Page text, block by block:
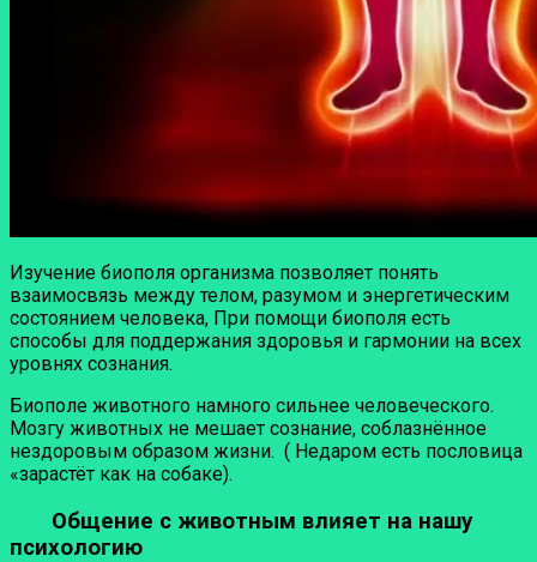
Изучение биополя организма позволяет понять
взаимосвязь между телом, разумом и энергетическим
состоянием человека, При помощи биополя есть
способы для поддержания здоровья и гармонии на всех
уровнях сознания.
Биополе животного намного сильнее человеческого.
Мозгу животных не мешает сознание, соблазнённое
нездоровым образом жизни. ( Недаром есть пословица
«зарастёт как на собаке).
Общение с животным влияет на нашу
психологию